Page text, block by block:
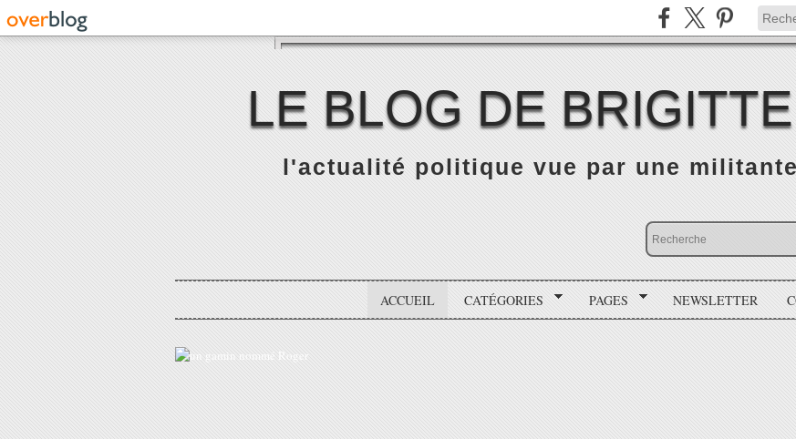
LE BLOG DE
l'actualité politique vue par une
ACCUEIL CATÉGORIES PAGES NEWSLETTER